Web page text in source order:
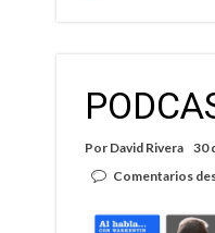
Por David Rivera 30
Comentarios